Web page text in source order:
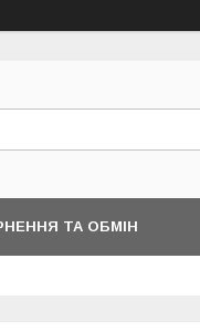
ТА ОБМІН